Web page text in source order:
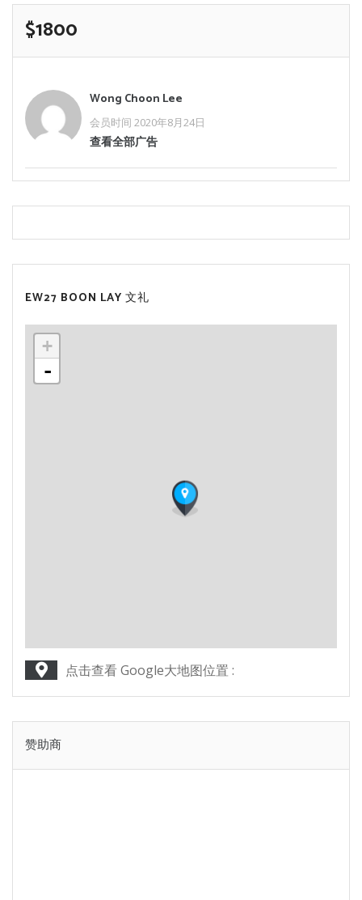
$1800
Wong Choon Lee
会员时间 2020年8月24日
查看全部广告
EW27 BOON LAY 文礼
+
-
点击查看 Google大地图位置 :
赞助商